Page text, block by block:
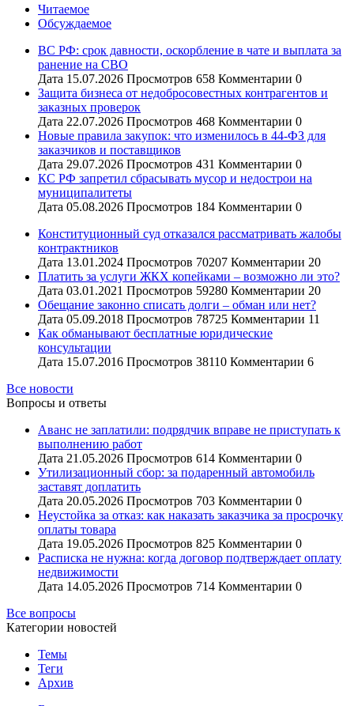
Читаемое
Обсуждаемое
ВС РФ: срок давности, оскорбление в чате и выплата за
ранение на СВО
Дата 15.07.2026 Просмотров 658 Комментарии 0
Защита бизнеса от недобросовестных контрагентов и
заказных проверок
Дата 22.07.2026 Просмотров 468 Комментарии 0
Новые правила закупок: что изменилось в 44-ФЗ для
заказчиков и поставщиков
Дата 29.07.2026 Просмотров 431 Комментарии 0
КС РФ запретил сбрасывать мусор и недострои на
муниципалитеты
Дата 05.08.2026 Просмотров 184 Комментарии 0
Конституционный суд отказался рассматривать жалобы
контрактников
Дата 13.01.2024 Просмотров 70207 Комментарии 20
Платить за услуги ЖКХ копейками – возможно ли это?
Дата 03.01.2021 Просмотров 59280 Комментарии 20
Обещание законно списать долги – обман или нет?
Дата 05.09.2018 Просмотров 78725 Комментарии 11
Как обманывают бесплатные юридические
консультации
Дата 15.07.2016 Просмотров 38110 Комментарии 6
Все новости
Вопросы и ответы
Аванс не заплатили: подрядчик вправе не приступать к
выполнению работ
Дата 21.05.2026 Просмотров 614 Комментарии 0
Утилизационный сбор: за подаренный автомобиль
заставят доплатить
Дата 20.05.2026 Просмотров 703 Комментарии 0
Неустойка за отказ: как наказать заказчика за просрочку
оплаты товара
Дата 19.05.2026 Просмотров 825 Комментарии 0
Расписка не нужна: когда договор подтверждает оплату
недвижимости
Дата 14.05.2026 Просмотров 714 Комментарии 0
Все вопросы
Категории новостей
Темы
Теги
Архив